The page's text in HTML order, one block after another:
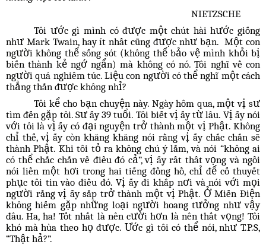
NIETZSCHE
Tôi ước gì mình có được một chút hài hước giống
như Mark Twain, hay ít nhất cũng được như bạn. Một con
người không thể sống sót (không thể bảo vệ mình khỏi bị
biến thành kẻ ngớ ngẩn) mà không có nó. Tôi nghĩ về con
người quá nghiêm túc. Liệu con người có thể nghĩ một cách
thẳng thắn được không nhỉ?
Tôi kể cho bạn chuyện này. Ngày hôm qua, một vị sư
tìm đến gặp tôi. Sư ấy 39 tuổi. Tôi biết vị ấy từ lâu. Vị ấy nói
với tôi là vị ấy có đại nguyện trở thành một vị Phật. Không
chỉ thế, vị ấy còn khăng khăng nói rằng vị ấy chắc chắn sẽ
thành Phật. Khi tôi tỏ ra không chú ý lắm, và nói “không ai
có thể chắc chắn về điều đó cả”, vị ấy rất thất vọng và ngồi
nói liền một hơi trong hai tiếng đồng hồ, chỉ để cố thuyết
phục tôi tin vào điều đó. Vị ấy đi khắp nơi và nói với mọi
người rằng vị ấy sắp trở thành một vị Phật. Ở Miến Điện
không hiếm gặp những loại người hoang tưởng như vậy
đâu. Ha, ha! Tốt nhất là nên cười hơn là nên thất vọng! Tôi
khó mà hùa theo họ được. Ước gì tôi có thể nói, như T.P.S,
“Thật hả?”.